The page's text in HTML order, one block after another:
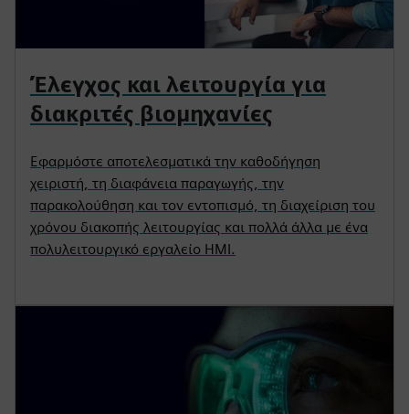
Έλεγχος και λειτουργία για
διακριτές βιομηχανίες
Εφαρμόστε αποτελεσματικά την καθοδήγηση
χειριστή, τη διαφάνεια παραγωγής, την
παρακολούθηση και τον εντοπισμό, τη διαχείριση του
χρόνου διακοπής λειτουργίας και πολλά άλλα με ένα
πολυλειτουργικό εργαλείο HMI.